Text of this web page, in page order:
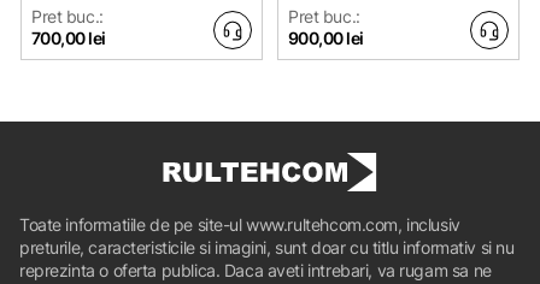
Pret buc.:
700,00 lei
Pret buc.:
900,00 lei
Toate informatiile de pe site-ul www.rultehcom.com, inclusiv
preturile, caracteristicile si imagini, sunt doar cu titlu informativ si nu
reprezinta o oferta publica. Daca aveti intrebari, va rugam sa ne